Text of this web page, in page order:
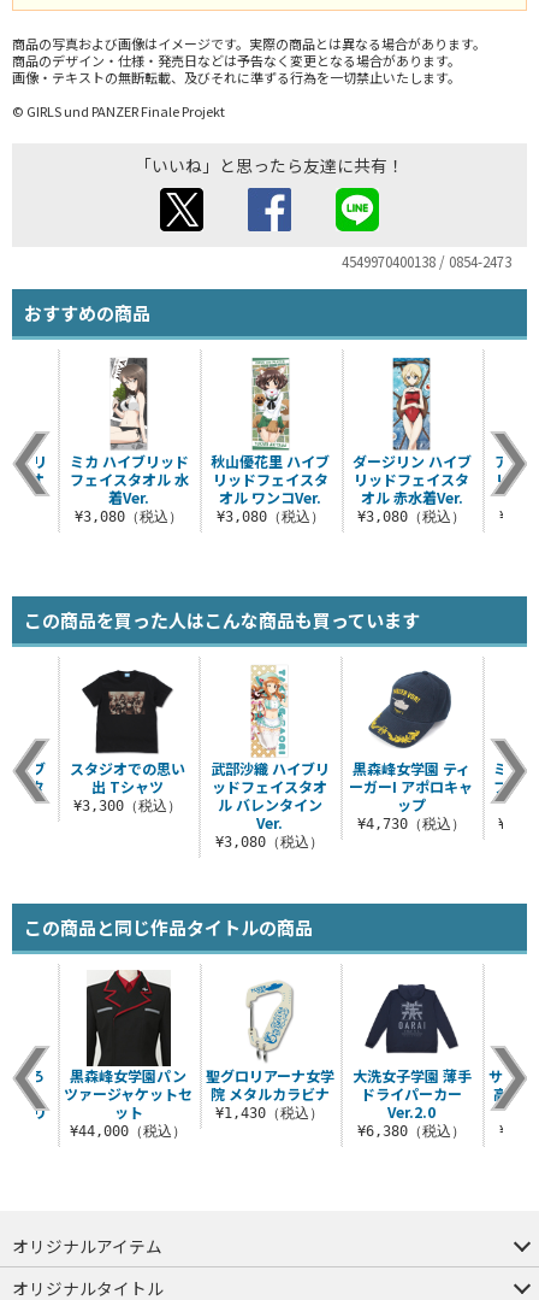
商品の写真および画像はイメージです。実際の商品とは異なる場合があります。
商品のデザイン・仕様・発売日などは予告なく変更となる場合があります。
画像・テキストの無断転載、及びそれに準ずる行為を一切禁止いたします。
© GIRLS und PANZER Finale Projekt
「いいね」と思ったら友達に共有！
4549970400138 / 0854-2473
おすすめの商品
秋山優花里 ハイブ
リッドフェイスタ
オル ワンコVer.
¥3,080（税込）
ダージリン ハイブ
リッドフェイスタ
オル 赤水着Ver.
¥3,080（税込）
アン
リッ
オ
ブリ
タオ
ミカ ハイブリッド
フェイスタオル 水
着Ver.
¥3,080（税込）
この商品を買った人はこんな商品も買っています
武部沙織 ハイブリ
ッドフェイスタオ
ル バレンタイン
Ver.
¥3,080（税込）
黒森峰女学園 ティ
ーガーI アポロキャ
ップ
¥4,730（税込）
ミカ
フェ
イブ
スタ
Ver.
スタジオでの思い
出 Tシャツ
¥3,300（税込）
この商品と同じ作品タイトルの商品
聖グロリアーナ女学
院 メタルカラビナ
¥1,430（税込）
大洗女子学園 薄手
ドライパーカー
Ver.2.0
¥6,380（税込）
サンダ
高校
下ろ
寿
トリ
黒森峰女学園パン
ツァージャケットセ
ット
¥44,000（税込）
オリジナルアイテム
つままれ
つかまれ
ピョコッテ
オリジナルタイトル